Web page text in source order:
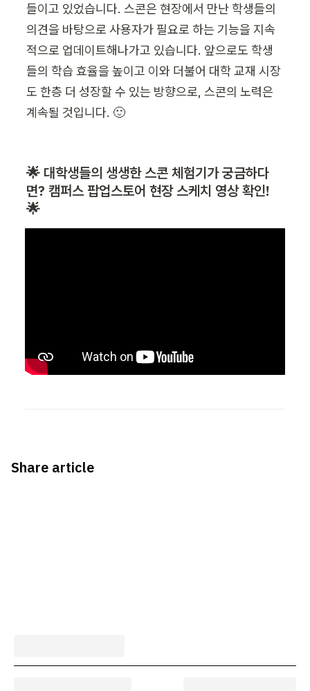
들이고 있었습니다. 스콘은 현장에서 만난 학생들의
의견을 바탕으로 사용자가 필요로 하는 기능을 지속
적으로 업데이트해나가고 있습니다. 앞으로도 학생
들의 학습 효율을 높이고 이와 더불어 대학 교재 시장
도 한층 더 성장할 수 있는 방향으로, 스콘의 노력은
계속될 것입니다. 🙂
🌟 대학생들의 생생한 스콘 체험기가 궁금하다
면? 캠퍼스 팝업스토어 현장 스케치 영상 확인!
🌟
Share article